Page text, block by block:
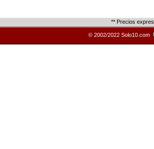
** Precios
© 2002/2022 Solo10.com